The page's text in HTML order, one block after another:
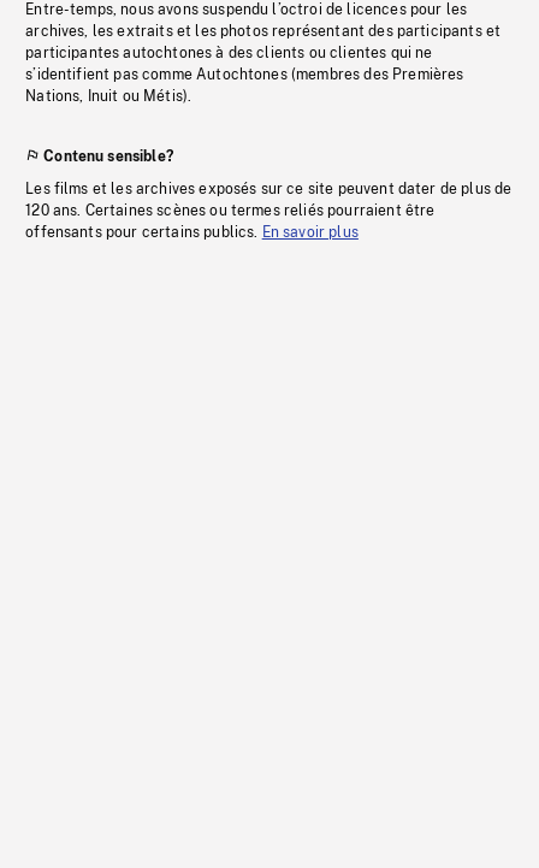
Entre-temps, nous avons suspendu l’octroi de licences pour les
archives, les extraits et les photos représentant des participants et
participantes autochtones à des clients ou clientes qui ne
s’identifient pas comme Autochtones (membres des Premières
Nations, Inuit ou Métis).
Contenu sensible?
Les films et les archives exposés sur ce site peuvent dater de plus de
120 ans. Certaines scènes ou termes reliés pourraient être
offensants pour certains publics. En savoir plus